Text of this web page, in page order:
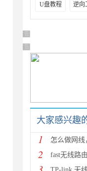
U盘教程 逆向
广告 商业广告，理性选择
广告 商业广告，理性选择
大家感兴趣
1 怎么做网线，
2 fast无线路由器设